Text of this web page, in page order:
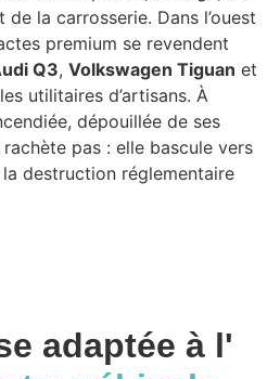
la carrosserie. Dans l’ouest
premium se revendent
Q3, Volkswagen Tiguan et
utilitaires d’artisans. À
dépouillée de ses
pas : elle bascule vers
destruction réglementaire
adaptée à l'